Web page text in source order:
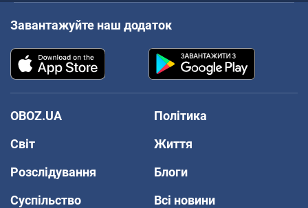
Завантажуйте наш додаток
OBOZ.UA
Політика
Світ
Життя
Розслідування
Блоги
Суспільство
Всі новини